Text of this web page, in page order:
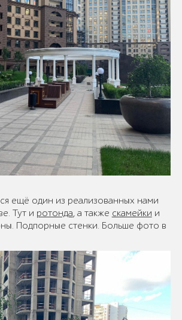
ещё один из реализованных нами
Тут и ротонда, а также скамейки и
Подпорные стенки. Больше фото в